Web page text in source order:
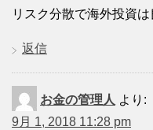
リスク分散で海外投資
返信
お金の管理人 より:
9月 1, 2018 11:28 pm